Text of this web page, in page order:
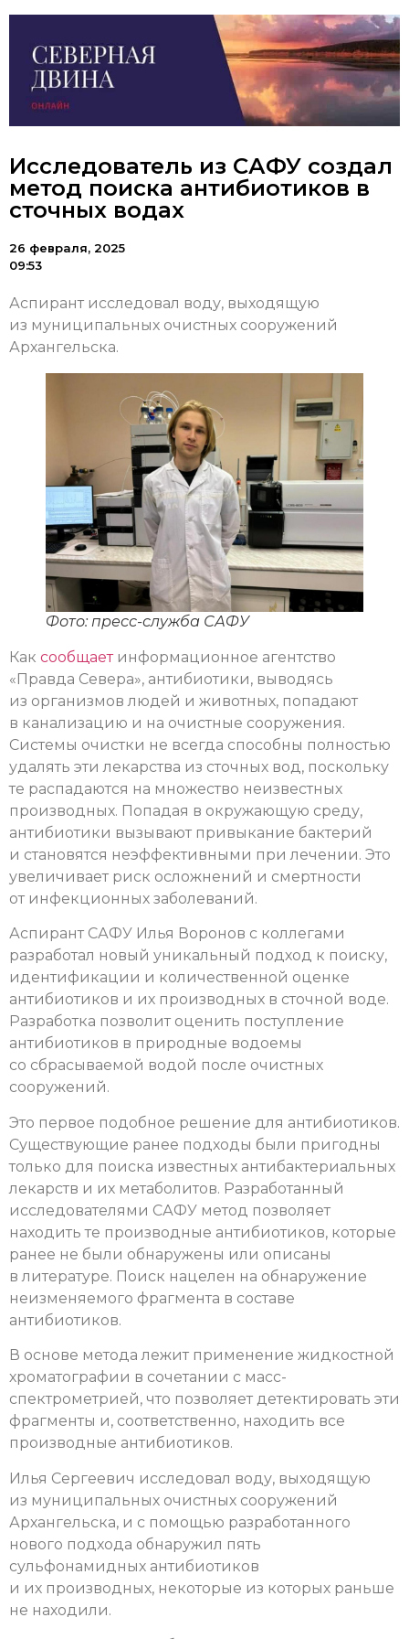
Исследователь из САФУ создал
метод поиска антибиотиков в
сточных водах
26 февраля, 2025
09:53
Аспирант исследовал воду, выходящую
из муниципальных очистных сооружений
Архангельска.
Фото: пресс-служба САФУ
Как сообщаетинформационное агентство
«Правда Севера», антибиотики, выводясь
из организмов людей и животных, попадают
в канализацию и на очистные сооружения.
Системы очистки не всегда способны полностью
удалять эти лекарства из сточных вод, поскольку
те распадаются на множество неизвестных
производных. Попадая в окружающую среду,
антибиотики вызывают привыкание бактерий
и становятся неэффективными при лечении. Это
увеличивает риск осложнений и смертности
от инфекционных заболеваний.
Аспирант САФУ Илья Воронов с коллегами
разработал новый уникальный подход к поиску,
идентификации и количественной оценке
антибиотиков и их производных в сточной воде.
Разработка позволит оценить поступление
антибиотиков в природные водоемы
со сбрасываемой водой после очистных
сооружений.
Это первое подобное решение для антибиотиков.
Существующие ранее подходы были пригодны
только для поиска известных антибактериальных
лекарств и их метаболитов. Разработанный
исследователями САФУ метод позволяет
находить те производные антибиотиков, которые
ранее не были обнаружены или описаны
в литературе. Поиск нацелен на обнаружение
неизменяемого фрагмента в составе
антибиотиков.
В основе метода лежит применение жидкостной
хроматографии в сочетании с масс-
спектрометрией, что позволяет детектировать эти
фрагменты и, соответственно, находить все
производные антибиотиков.
Илья Сергеевич исследовал воду, выходящую
из муниципальных очистных сооружений
Архангельска, и с помощью разработанного
нового подхода обнаружил пять
сульфонамидных антибиотиков
и их производных, некоторые из которых раньше
не находили.